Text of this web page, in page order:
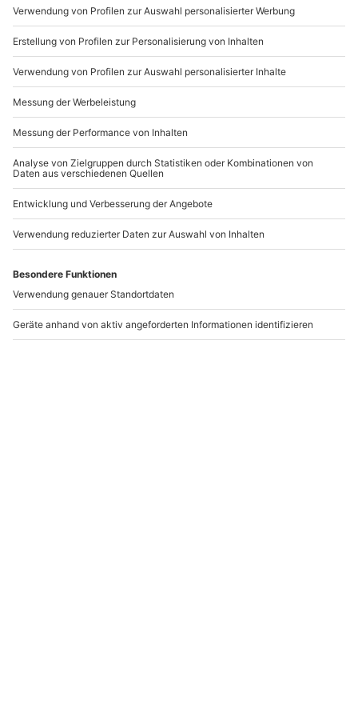
Mo-Fr: 9-17 Uhr
b2b@mydays.de
www.b2b.mydays.de/
Artikelnummer:58298
Andere Produkte entdecken
-15% CLUB DEAL
Gin Tasting Düsseldorf
-15% CLUB DEAL
Rum Tasting